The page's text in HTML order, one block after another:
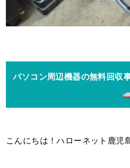
パソコン周辺機器の無料回収
こんにちは！ハローネット鹿児